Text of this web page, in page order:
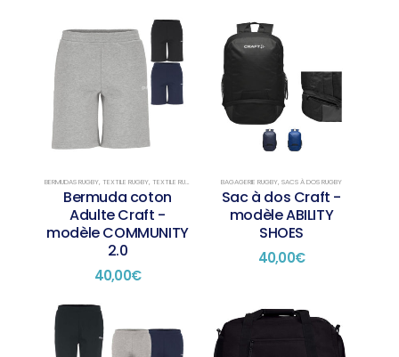
BERMUDAS RUGBY, TEXTILE RUGBY, TEXTILE RUGBY PRÉSENTATION
Bermuda coton
Adulte Craft -
modèle COMMUNITY
2.0
40,00€
BAGAGERIE RUGBY, SACS À DOS RUGBY
Sac à dos Craft -
modèle ABILITY
SHOES
40,00€